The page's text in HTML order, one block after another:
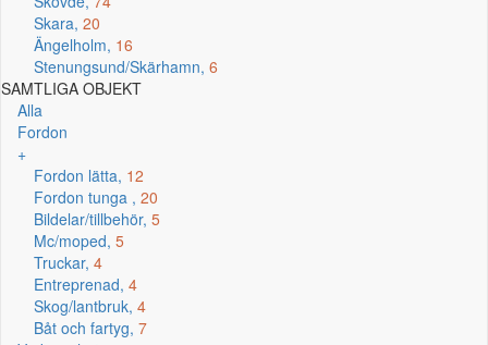
Skara, 20
Ängelholm, 16
Stenungsund/Skärhamn, 6
SAMTLIGA OBJEKT
Alla
Fordon
+
Fordon lätta, 12
Fordon tunga , 20
Bildelar/tillbehör, 5
Mc/moped, 5
Truckar, 4
Entreprenad, 4
Skog/lantbruk, 4
Båt och fartyg, 7